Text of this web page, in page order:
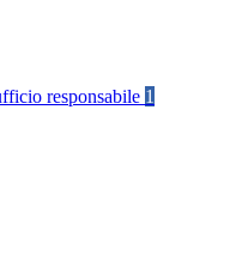
responsabile 1